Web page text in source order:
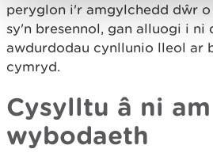
peryglon i'r amgylchedd dŵr
sy'n bresennol, gan alluogi i
awdurdodau cynllunio lleol ar
cymryd.
Cysylltu â ni
wybodaeth